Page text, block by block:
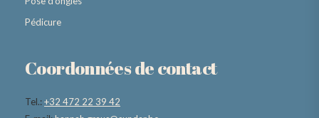
Pédicure
Coordonnées de contact
Tel.:+32 472 22 39 42